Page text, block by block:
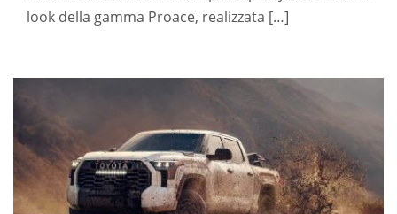
look della gamma Proace, realizzata […]